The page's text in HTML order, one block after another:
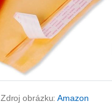
obrázku:Amazon